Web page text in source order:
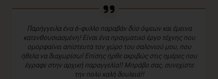
Παρήγγειλα ένα 6-φυλλο παραβάν δύο όψεων και έμεινα
κατενθουσιασμένη! Είναι ένα πραγματικό έργο τέχνης που
ομορφαίνει απίστευτα τον χώρο του σαλονιού μου, που
ήθελα να διαχωρίσω! Επίσης ήρθε ακριβώς στις ημέρες που
έγραφε στην αρχική παραγγελία!! Μπράβο σας, συνεχίστε
την πολύ καλή δουλειά!!